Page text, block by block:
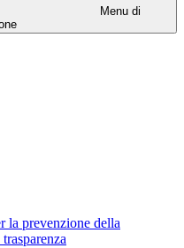
Menu di
la prevenzione della